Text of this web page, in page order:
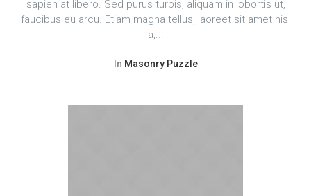
sapien at libero. Sed purus turpis, aliquam in lobortis ut,
faucibus eu arcu. Etiam magna tellus, laoreet sit amet nisl
a,...
In Masonry Puzzle